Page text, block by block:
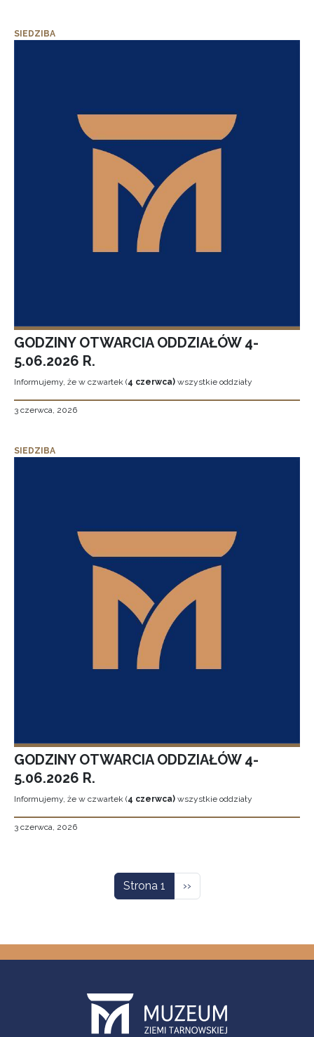
SIEDZIBA
GODZINY OTWARCIA ODDZIAŁÓW 4-
5.06.2026 R.
Informujemy, że w czwartek (4 czerwca) wszystkie oddziały
3 czerwca, 2026
SIEDZIBA
GODZINY OTWARCIA ODDZIAŁÓW 4-
5.06.2026 R.
Informujemy, że w czwartek (4 czerwca) wszystkie oddziały
3 czerwca, 2026
Strona 1 Następna strona
››